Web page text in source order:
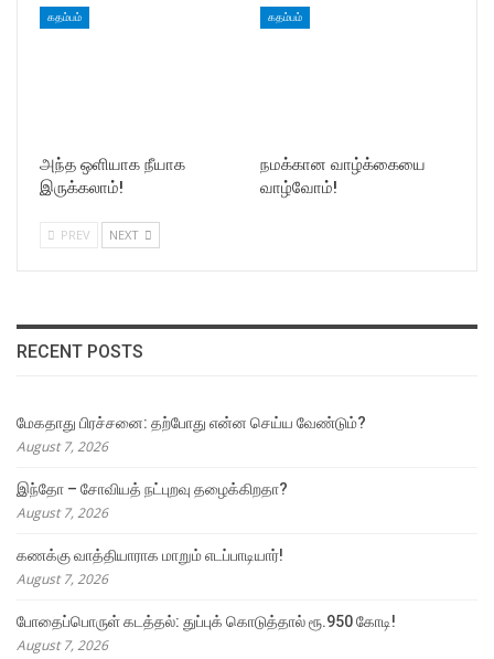
கதம்பம்
அந்த ஒளியாக நீயாக
இருக்கலாம்!
கதம்பம்
நமக்கான வாழ்க்கையை
வாழ்வோம்!
PREV NEXT
RECENT POSTS
மேகதாது பிரச்சனை: தற்போது என்ன செய்ய வேண்டும்?
August 7, 2026
இந்தோ – சோவியத் நட்புறவு தழைக்கிறதா?
August 7, 2026
கணக்கு வாத்தியாராக மாறும் எடப்பாடியார்!
August 7, 2026
போதைப்பொருள் கடத்தல்: துப்புக் கொடுத்தால் ரூ.950 கோடி!
August 7, 2026